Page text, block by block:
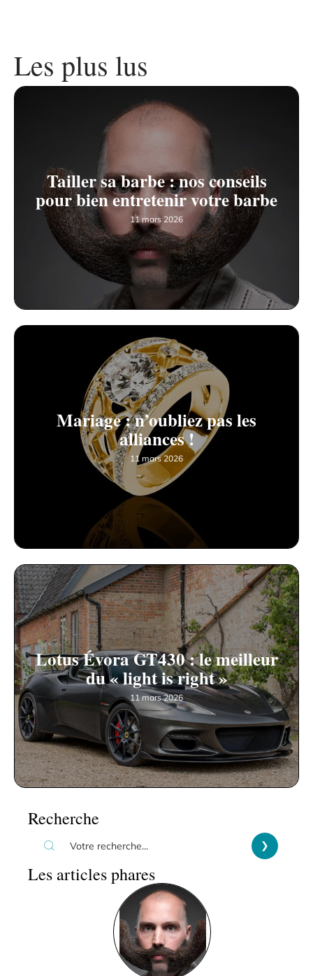
Les plus lus
Tailler sa barbe : nos conseils
pour bien entretenir votre barbe
11 mars 2026
Mariage : n’oubliez pas les
alliances !
11 mars 2026
Lotus Évora GT430 : le meilleur
du « light is right »
11 mars 2026
Recherche
Les articles phares